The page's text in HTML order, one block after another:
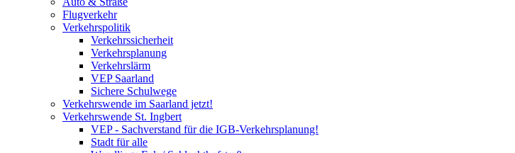
Flugverkehr
Verkehrspolitik
Verkehrssicherheit
Verkehrsplanung
Verkehrslärm
VEP Saarland
Sichere Schulwege
Verkehrswende im Saarland jetzt!
Verkehrswende St. Ingbert
VEP - Sachverstand für die IGB-Verkehrsplanung!
Stadt für alle